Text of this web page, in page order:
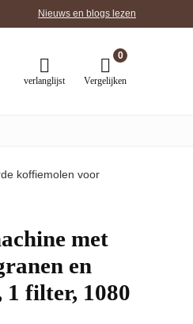
Nieuws en blogs lezen
verlanglijst
0
Vergelijken
koffiemolen voor
met
en
1 filter, 1080